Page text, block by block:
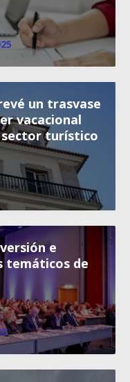
un trasvase
vacacional
turístico
e
temáticos de